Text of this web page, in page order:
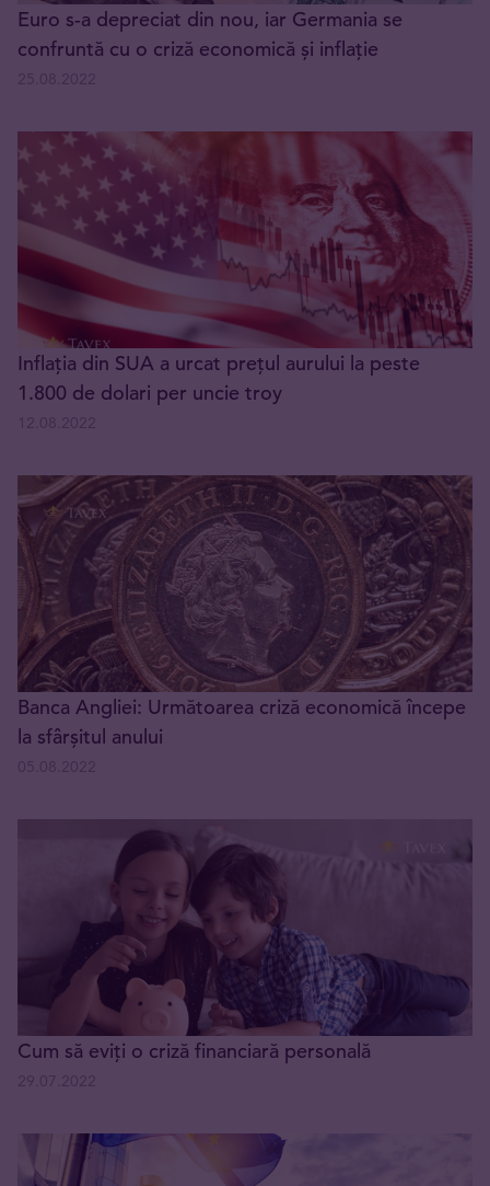
Euro s-a depreciat din nou, iar Germania se
confruntă cu o criză economică și inflație
Inflația din SUA a urcat prețul aurului la peste
1.800 de dolari per uncie troy
Banca Angliei: Următoarea criză economică începe
la sfârșitul anului
Cum să eviți o criză financiară personală